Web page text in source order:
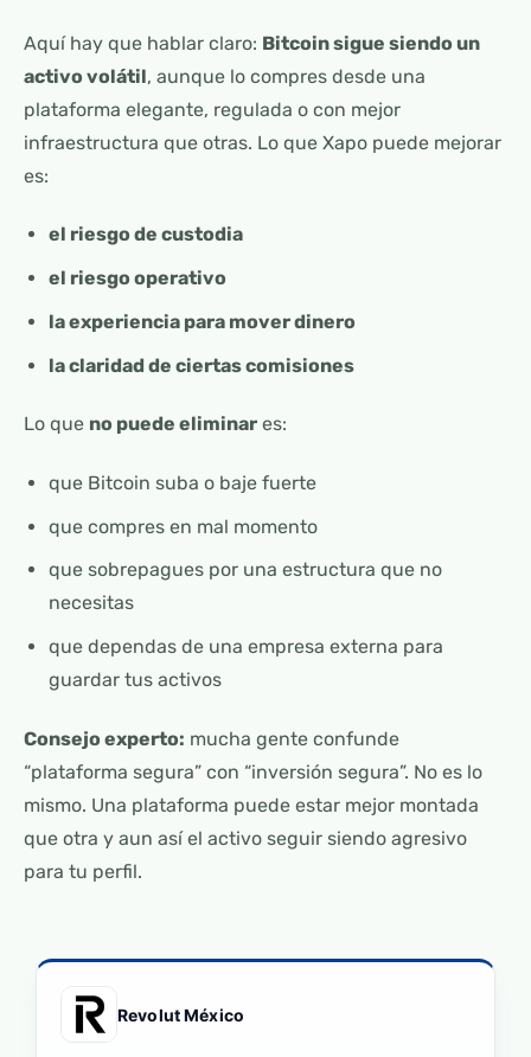
Aquí hay que hablar claro: Bitcoin sigue siendo un
activo volátil, aunque lo compres desde una
plataforma elegante, regulada o con mejor
infraestructura que otras. Lo que Xapo puede mejorar
es:
el riesgo de custodia
el riesgo operativo
la experiencia para mover dinero
la claridad de ciertas comisiones
Lo que no puede eliminar es:
que Bitcoin suba o baje fuerte
que compres en mal momento
que sobrepagues por una estructura que no
necesitas
que dependas de una empresa externa para
guardar tus activos
Consejo experto: mucha gente confunde
“plataforma segura” con “inversión segura”. No es lo
mismo. Una plataforma puede estar mejor montada
que otra y aun así el activo seguir siendo agresivo
para tu perfil.
Revolut México